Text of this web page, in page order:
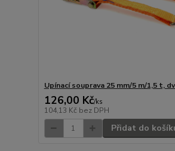
Upínací souprava 25 mm/5 m/1,5 t,
126,00 Kč/ks
104,13 Kč bez DPH
Přidat do